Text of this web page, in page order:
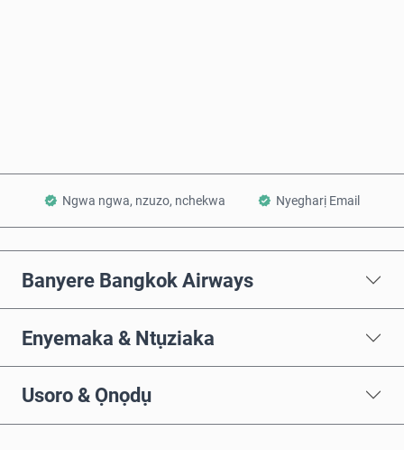
Ngwa ngwa, nzuzo, nchekwa Nyegharị Email
Banyere Bangkok Airways
Enyemaka & Ntụziaka
Usoro & Ọnọdụ